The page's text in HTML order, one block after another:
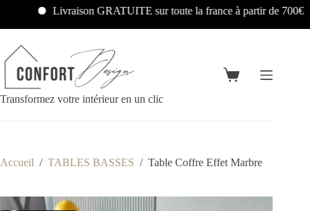
Livraison GRATUITE sur toute la france à partir de 700€
Transformez votre intérieur en un clic
Accueil / TABLES BASSES / Table Coffre Effet Marbre